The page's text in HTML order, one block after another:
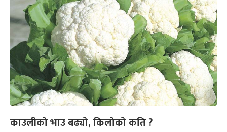
काउलीको भाउ बढ्यो, किलोको कति ?